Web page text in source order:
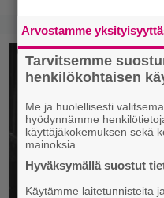
Arvostamme
Tarvitsemme
henkilökohtaisen
Me ja huolellisesti
hyödynnämme
käyttäjäkokemuksen sekä
mainoksia.
Hyväksymällä suostut
Käytämme laitetunnisteita